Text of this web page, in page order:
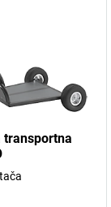
transportna